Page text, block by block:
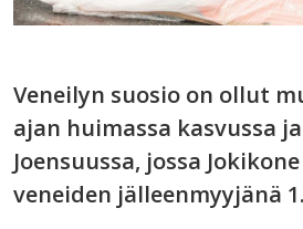
Veneilyn suosio on ollut
ajan huimassa kasvussa
Joensuussa, jossa
veneiden jälleenmyyjänä